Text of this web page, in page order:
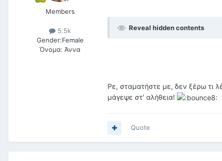
Members
5.5k
Gender:Female
Όνομα: Άννα
Reveal hidden contents
Ρε, σταματήστε με, δεν ξέρω τι
μάγεψε στ' αλήθεια!
Quote